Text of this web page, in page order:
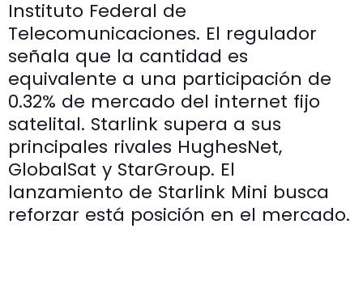
Instituto Federal de
Telecomunicaciones. El regulador
señala que la cantidad es
equivalente a una participación de
0.32% de mercado del internet fijo
satelital. Starlink supera a sus
principales rivales HughesNet,
GlobalSat y StarGroup. El
lanzamiento de Starlink Mini busca
reforzar está posición en el mercado.